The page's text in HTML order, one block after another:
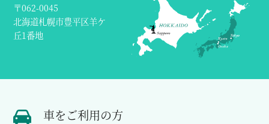
〒062-0045
北海道札幌市豊平区羊ケ
丘1番地
車をご利用の方